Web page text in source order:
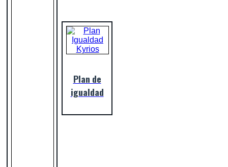
Plan de
igualdad